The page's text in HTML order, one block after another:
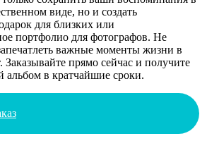
виде, но и создать
для близких или
портфолио для фотографов. Не
важные моменты жизни в
Заказывайте прямо сейчас и получите
альбом в кратчайшие сроки.